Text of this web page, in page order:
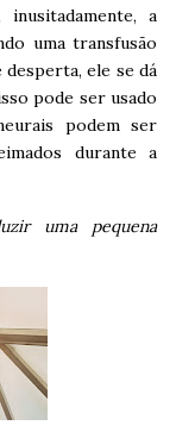
a
uma transfusão
desperta, ele se dá
pode ser usado
podem ser
durante a
uma pequena